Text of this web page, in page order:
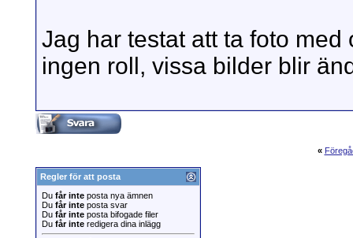
Jag har testat att ta foto
ingen roll, vissa bilder blir
«
Regler för att posta
Du får inte posta nya ämnen
Du får inte posta svar
Du får inte posta bifogade filer
Du får inte redigera dina inlägg